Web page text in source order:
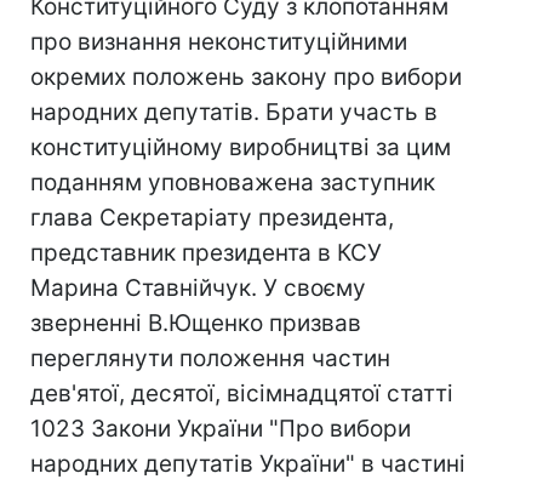
Конституційного Суду з клопотанням
про визнання неконституційними
окремих положень закону про вибори
народних депутатів. Брати участь в
конституційному виробництві за цим
поданням уповноважена заступник
глава Секретаріату президента,
представник президента в КСУ
Марина Ставнійчук. У своєму
зверненні В.Ющенко призвав
переглянути положення частин
дев'ятої, десятої, вісімнадцятої статті
1023 Закони України "Про вибори
народних депутатів України" в частині